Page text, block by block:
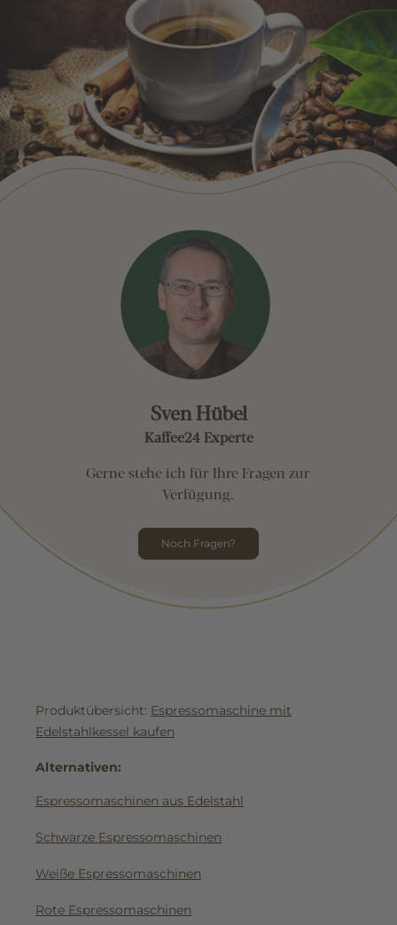
Sven Hübel
Kaffee24 Experte
Gerne stehe ich für Ihre Fragen zur
Verfügung.
Noch Fragen?
Produktübersicht: Espressomaschine mit
Edelstahlkessel kaufen
Alternativen:
Espressomaschinen aus Edelstahl
Schwarze Espressomaschinen
Weiße Espressomaschinen
Rote Espressomaschinen